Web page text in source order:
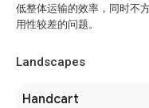
低整体运输的效率，同时不
用性较差的问题。
Landscapes
Handcart